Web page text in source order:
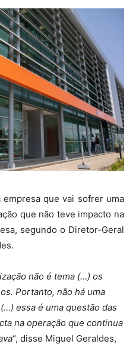
empresa que vai sofrer uma
que não teve impacto na
segundo o Diretor-Geral
não é tema (…) os
Portanto, não há uma
essa é uma questão das
na operação que continua
“, disse Miguel Geraldes,